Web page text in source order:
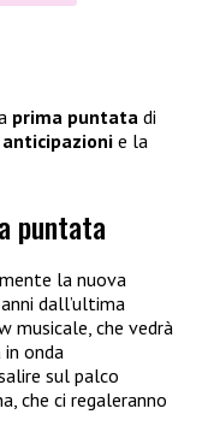
prima puntata di
anticipazioni e la
puntata
la nuova
dall’ultima
musicale, che vedrà
in onda
sul palco
che ci regaleranno